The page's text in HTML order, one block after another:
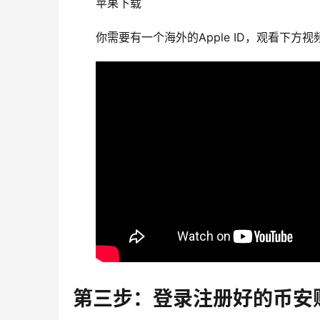
苹果下载
你需要有一个海外的Apple ID，观看下方视
第三步：登录注册好的币安